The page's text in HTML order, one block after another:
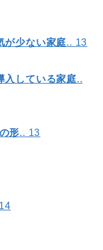
が少ない家庭.. 13
入している家庭..
形.. 13